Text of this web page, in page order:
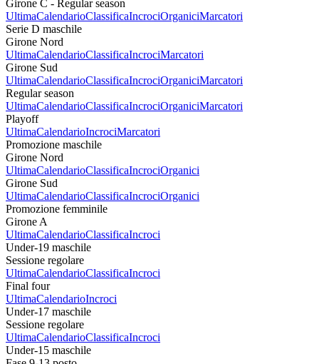
Girone C - Regular season
UltimaCalendarioClassificaIncrociOrganiciMarcatori
Serie D maschile
Girone Nord
UltimaCalendarioClassificaIncrociMarcatori
Girone Sud
UltimaCalendarioClassificaIncrociOrganiciMarcatori
Regular season
UltimaCalendarioClassificaIncrociOrganiciMarcatori
Playoff
UltimaCalendarioIncrociMarcatori
Promozione maschile
Girone Nord
UltimaCalendarioClassificaIncrociOrganici
Girone Sud
UltimaCalendarioClassificaIncrociOrganici
Promozione femminile
Girone A
UltimaCalendarioClassificaIncroci
Under-19 maschile
Sessione regolare
UltimaCalendarioClassificaIncroci
Final four
UltimaCalendarioIncroci
Under-17 maschile
Sessione regolare
UltimaCalendarioClassificaIncroci
Under-15 maschile